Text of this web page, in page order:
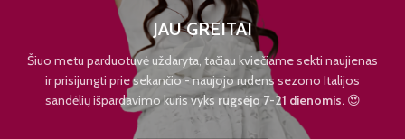
JAU GREITAI
Šiuo metu parduotuvė uždaryta, tačiau kviečiame sekti naujienas
ir prisijungti prie sekančio - naujojo rudens sezono Italijos
sandėlių išpardavimo kuris vyks rugsėjo 7-21 dienomis.😍